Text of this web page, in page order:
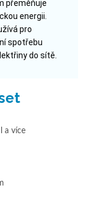
přeměňuje
energii.
pro
spotřebu
do sítě.
a více